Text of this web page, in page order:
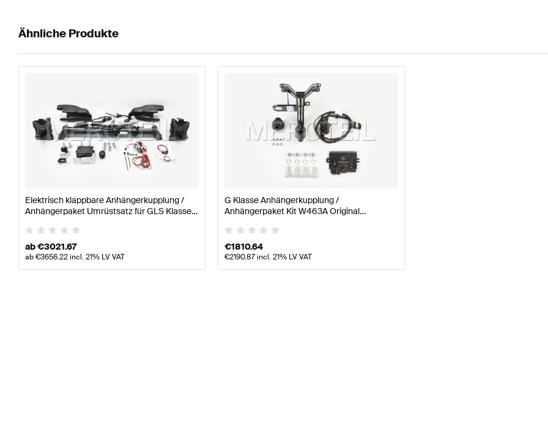
Ähnliche Produkte
Elektrisch klappbare Anhängerkupplung /
Anhängerpaket Umrüstsatz für GLS Klasse
ab€3021.67
ab€3656.22incl. 21% LV VAT
G Klasse Anhängerkupplung /
Anhängerpaket Kit W463A Original
€1810.64
€2190.87incl. 21% LV VAT